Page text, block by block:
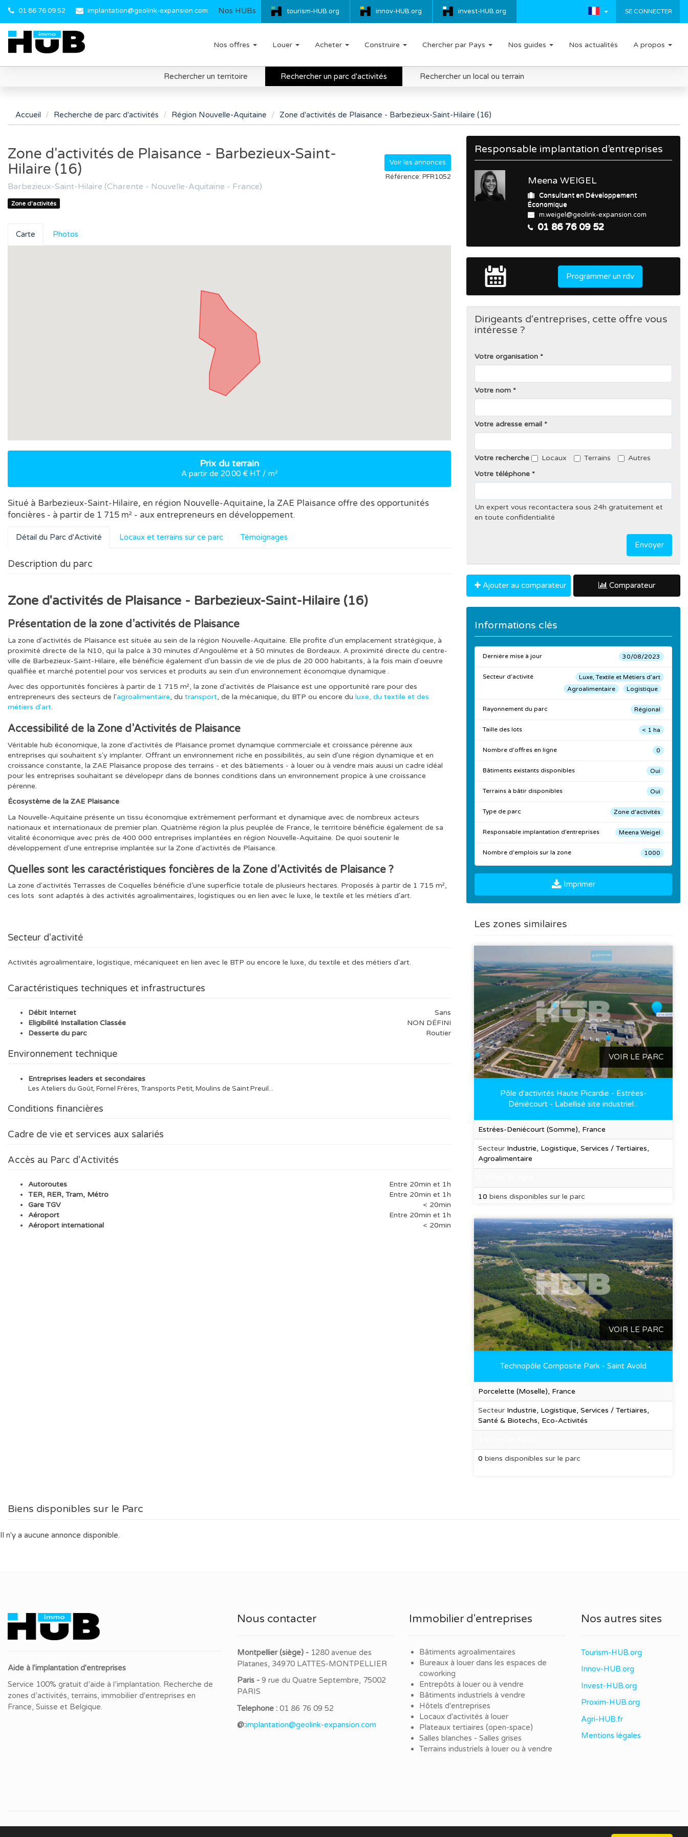
01 86 76 09 52 implantation@geolink-expansion.com tourism-HUB.org innov-HUB.org invest-HUB.org
Nos HUBs SE CONNECTER
Nos offres Louer Acheter Construire Chercher par Pays Nos guides Nos actualités A propos
Rechercher un territoire Rechercher un parc d'activités Rechercher un local ou terrain
Accueil Recherche de parc d'activités Région Nouvelle-Aquitaine Zone d'activités de Plaisance - Barbezieux-Saint-Hilaire (16)
Zone d'activités de Plaisance - Barbezieux-Saint-
Hilaire (16)
Barbezieux-Saint-Hilaire (Charente - Nouvelle-Aquitaine - France)
Zone d'activités
Voir les annonces
Référence: PFR1052
Carte Photos
Prix du terrain
A partir de 20.00 € HT / m²
Situé à Barbezieux-Saint-Hilaire, en région Nouvelle-Aquitaine, la ZAE Plaisance offre des opportunités
foncières - à partir de 1 715 m² - aux entrepreneurs en développement.
Détail du Parc d'Activité Locaux et terrains sur ce parc Témoignages
Description du parc
Zone d'activités de Plaisance - Barbezieux-Saint-Hilaire (16)
Présentation de la zone d’activités de Plaisance
La zone d'activités de Plaisance est située au sein de la région Nouvelle-Aquitaine. Elle profite d'un emplacement stratégique, à
proximité directe de la N10, qui la palce à 30 minutes d'Angoulème et à 50 minutes de Bordeaux. A proximité directe du centre-
ville de Barbezieux-Saint-Hilaire, elle bénéficie également d'un bassin de vie de plus de 20 000 habitants, à la fois main d'oeuvre
qualifiée et marché potentiel pour vos services et produits au sein d'un environnement économqiue dynamique .
Avec des opportunités foncières à partir de 1 715 m², la zone d'activités de Plaisance est une opportunité rare pour des
entrepreneurs des secteurs de l'agroalimentaire, du transport, de la mécanique, du BTP ou encore du luxe, du textile et des
métiers d'art.
Accessibilité de la Zone d’Activités de Plaisance
Véritable hub économique, la zone d'activités de Plaisance promet dynamqiue commerciale et croissance pérenne aux
entreprises qui souhaitent s'y implanter. Offrant un environnement riche en possibilités, au sein d'une région dynamique et en
croissance constante, la ZAE Plaisance propose des terrains - et des bâtiements - à louer ou à vendre mais auusi un cadre idéal
pour les entreprises souhaitant se dévelopepr dans de bonnes conditions dans un environnement propice à une croissance
pérenne.
Écosystème de la ZAE Plaisance
La Nouvelle-Aquitaine présente un tissu économqiue extrèmement performant et dynamique avec de nombreux acteurs
nationaux et internationaux de premier plan. Quatrième région la plus peuplée de France, le territoire bénéficie également de sa
vitalité économique avec près de 400 000 entreprises implantées en région Nouvelle-Aquitaine. De quoi soutenir le
développement d'une entreprise implantée sur la Zone d'activités de Plaisance.
Quelles sont les caractéristiques foncières de la Zone d’Activités de Plaisance ?
La zone d'activités Terrasses de Coquelles bénéficie d’une superficie totale de plusieurs hectares. Proposés à partir de 1 715 m²,
ces lots sont adaptés à des activités agroalimentaires, logistiques ou en lien avec le luxe, le textile et les métiers d'art.
Secteur d'activité
Activités agroalimentaire, logistique, mécaniqueet en lien avec le BTP ou encore le luxe, du textile et des métiers d'art.
Caractéristiques techniques et infrastructures
Débit Internet
Sans
Eligibilité Installation Classée
NON DÉFINI
Desserte du parc
Routier
Environnement technique
Entreprises leaders et secondaires
Les Ateliers du Goût, Fornel Frères, Transports Petit, Moulins de Saint Preuil...
Conditions financières
Cadre de vie et services aux salariés
Accès au Parc d'Activités
Autoroutes
Entre 20min et 1h
TER, RER, Tram, Métro
Entre 20min et 1h
Gare TGV
< 20min
Aéroport
Entre 20min et 1h
Aéroport international
< 20min
Responsable implantation d’entreprises
Meena WEIGEL
Consultant en Développement
Économique
m.weigel@geolink-expansion.com
01 86 76 09 52
Programmer un rdv
Dirigeants d'entreprises, cette offre vous
intéresse ?
Votre organisation
Votre nom
Votre adresse email
Votre recherche Locaux Terrains
Autres
Votre téléphone
Un expert vous recontactera sous 24h gratuitement et
en toute confidentialité
Envoyer
Ajouter au comparateur Comparateur
Informations clés
Dernière mise à jour 30/08/2023
Secteur d'activité
Luxe, Textile et Métiers d’art
Agroalimentaire
Logistique
Rayonnement du parc Régional
Taille des lots < 1 ha
Nombre d'offres en ligne 0
Bâtiments existants disponibles Oui
Terrains à bâtir disponibles Oui
Type de parc Zone d'activités
Responsable implantation d’entreprises Meena Weigel
Nombre d'emplois sur la zone 1000
Imprimer
Les zones similaires
VOIR LE PARC
Pôle d'activités Haute Picardie - Estrées-
Déniécourt - Labellisé site industriel...
Estrées-Deniécourt (Somme), France
Secteur Industrie, Logistique, Services / Tertiaires,
Agroalimentaire
10 biens disponibles sur le parc
VOIR LE PARC
Technopôle Composite Park - Saint Avold
Porcelette (Moselle), France
Secteur Industrie, Logistique, Services / Tertiaires,
Santé & Biotechs, Eco-Activités
0 biens disponibles sur le parc
Biens disponibles sur le Parc
Il n'y a aucune annonce disponible.
Aide à l'implantation d'entreprises
Service 100% gratuit d’aide à l’implantation. Recherche de
zones d’activités, terrains, immobilier d'entreprises en
France, Suisse et Belgique.
Nous contacter
Montpellier (siège) - 1280 avenue des
Platanes, 34970 LATTES-MONTPELLIER
Paris - 9 rue du Quatre Septembre, 75002
PARIS
Telephone : 01 86 76 09 52
@:implantation@geolink-expansion.com
Immobilier d'entreprises
Bâtiments agroalimentaires
Bureaux à louer dans les espaces de
coworking
Entrepôts à louer ou à vendre
Bâtiments industriels à vendre
Hôtels d'entreprises
Locaux d'activités à louer
Plateaux tertiaires (open-space)
Salles blanches - Salles grises
Terrains industriels à louer ou à vendre
Nos autres sites
Tourism-HUB.org
Innov-HUB.org
Invest-HUB.org
Proxim-HUB.org
Agri-HUB.fr
Mentions légales